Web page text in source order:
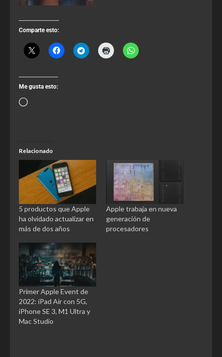
Comparte esto:
Me gusta esto:
Relacionado
5 productos que Apple
ha olvidado actualizar en
más de dos años
Apple trabaja en nueva
generación de
procesadores
Primer Apple Event de
2022: iPad Air con 5G,
iPhone SE 3, M1 Ultra y
Mac Studio